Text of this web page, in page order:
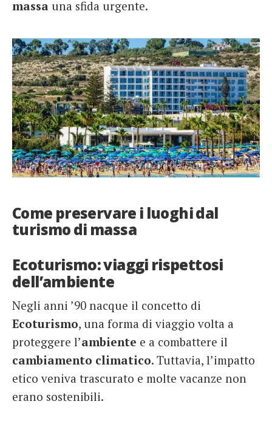
massa una sfida urgente.
Come preservare i luoghi dal
turismo di massa
Ecoturismo: viaggi rispettosi
dell’ambiente
Negli anni ’90 nacque il concetto di
Ecoturismo, una forma di viaggio volta a
proteggere l’ambiente e a combattere il
cambiamento climatico. Tuttavia, l’impatto
etico veniva trascurato e molte vacanze non
erano sostenibili.